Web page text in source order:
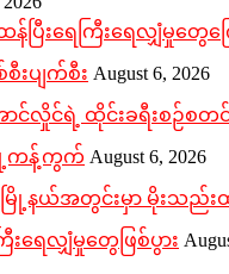
ပြီးရေကြီးရေလျှံမှုတွေက
းပျက်စီး August 6, 2026
ောင်လှိုင်ရဲ့ ထိုင်းခရီးစဉ်စ
ကန့်ကွက် August 6, 2026
ြို့နယ်အတွင်းမှာ မိုးသည်းထန်
ြီးရေလျှံမှုတွေဖြစ်ပွား